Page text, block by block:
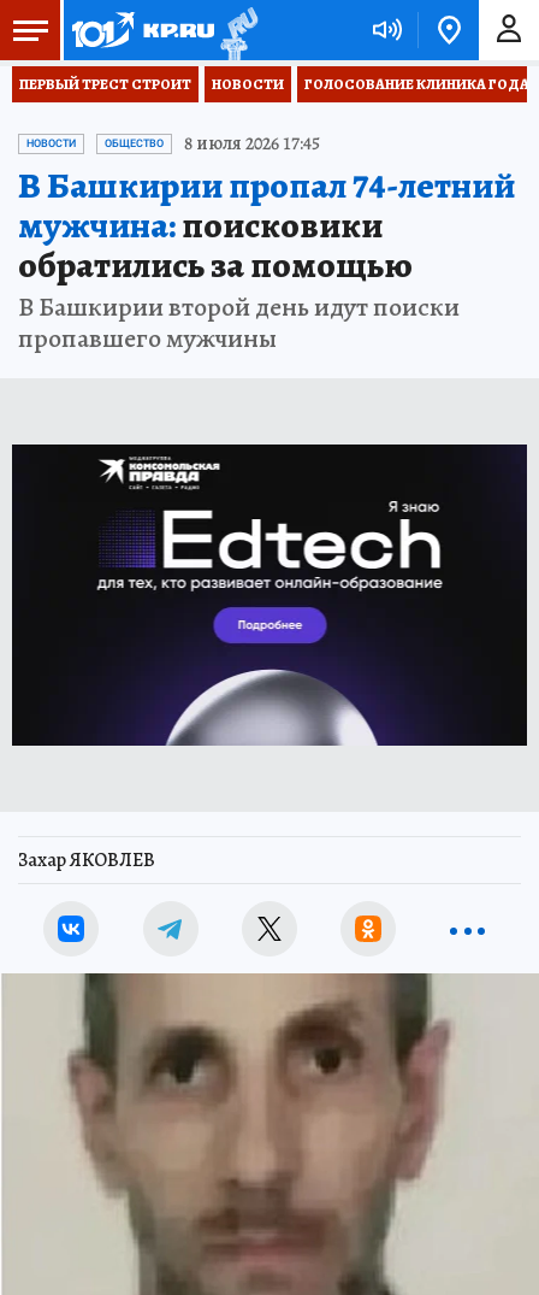
ПЕРВЫЙ ТРЕСТ СТРОИТ НОВОСТИ ГОЛОСОВАНИЕ КЛИНИКА ГОДА
НОВОСТИ ОБЩЕСТВО 8 июля 2026 17:45
В Башкирии пропал 74-летний
мужчина:поисковики
обратились за помощью
В Башкирии второй день идут поиски
пропавшего мужчины
Захар ЯКОВЛЕВ